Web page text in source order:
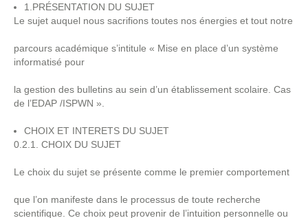
1.PRÉSENTATION DU SUJET
Le sujet auquel nous sacrifions toutes nos énergies et tout notre
parcours académique s’intitule « Mise en place d’un système
informatisé pour
la gestion des bulletins au sein d’un établissement scolaire. Cas
de l’EDAP /ISPWN ».
CHOIX ET INTERETS DU SUJET
0.2.1. CHOIX DU SUJET
Le choix du sujet se présente comme le premier comportement
que l’on manifeste dans le processus de toute recherche
scientifique. Ce choix peut provenir de l’intuition personnelle ou